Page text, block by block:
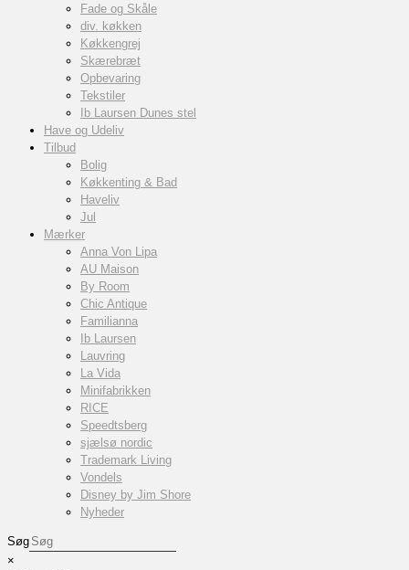
Fade og Skåle
div. køkken
Køkkengrej
Skærebræt
Opbevaring
Tekstiler
Ib Laursen Dunes stel
Have og Udeliv
Tilbud
Bolig
Køkkenting & Bad
Haveliv
Jul
Mærker
Anna Von Lipa
AU Maison
By Room
Chic Antique
Familianna
Ib Laursen
Lauvring
La Vida
Minifabrikken
RICE
Speedtsberg
sjælsø nordic
Trademark Living
Vondels
Disney by Jim Shore
Nyheder
Søg
×